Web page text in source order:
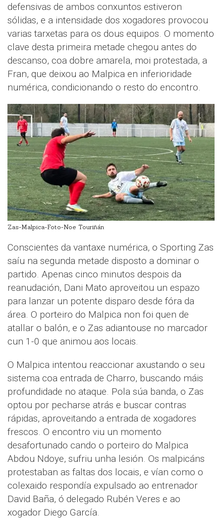
defensivas de ambos conxuntos estiveron
sólidas, e a intensidade dos xogadores provocou
varias tarxetas para os dous equipos. O momento
clave desta primeira metade chegou antes do
descanso, coa dobre amarela, moi protestada, a
Fran, que deixou ao Malpica en inferioridade
numérica, condicionando o resto do encontro.
Zas-Malpica-Foto-Noe Touriñán
Conscientes da vantaxe numérica, o Sporting Zas
saíu na segunda metade disposto a dominar o
partido. Apenas cinco minutos despois da
reanudación, Dani Mato aproveitou un espazo
para lanzar un potente disparo desde fóra da
área. O porteiro do Malpica non foi quen de
atallar o balón, e o Zas adiantouse no marcador
cun 1-0 que animou aos locais.
O Malpica intentou reaccionar axustando o seu
sistema coa entrada de Charro, buscando máis
profundidade no ataque. Pola súa banda, o Zas
optou por pecharse atrás e buscar contras
rápidas, aproveitando a entrada de xogadores
frescos. O encontro viu un momento
desafortunado cando o porteiro do Malpica
Abdou Ndoye, sufriu unha lesión. Os malpicáns
protestaban as faltas dos locais, e vían como o
colexaido respondía expulsado ao entrenador
David Baña, ó delegado Rubén Veres e ao
xogador Diego García.